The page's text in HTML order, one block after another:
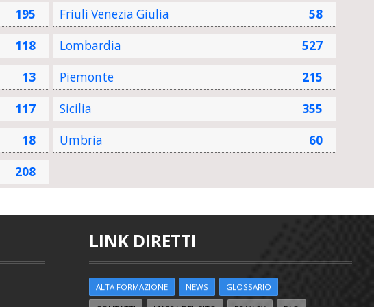
195 Friuli Venezia Giulia
58
118 Lombardia
527
13 Piemonte
215
117 Sicilia
355
18 Umbria
60
208
LINK DIRETTI
ALTA FORMAZIONE NEWS GLOSSARIO